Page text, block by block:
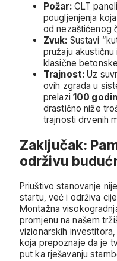
Požar:CLT
pougljenjenja
od nezaštićenog
Zvuk: Sustavi
pružaju akustičnu
klasične
Trajnost: Uz
ovih zgrada u
prelazi 100
drastično niže
trajnosti drvenih
Zaključak:
održivu
Priuštivo stanovanje
startu, već i održiva
Montažna
promjenu na našem
vizionarskih
koja prepoznaje da je
put ka rješavanju